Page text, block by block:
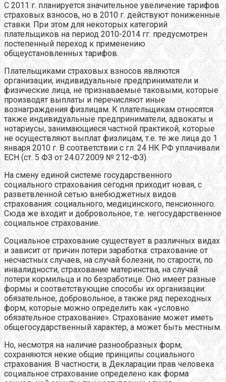
С 2011 г. планируется значительное увеличение тарифов
страховых взносов, но в 2010 г. действуют пониженные
ставки. При этом для некоторых категорий
плательщиков на период 2010-2014 гг. предусмотрен
постепенный переход к применению
общеустановленных тарифов.
Плательщиками страховых взносов являются
организации, индивидуальные предприниматели и
физические лица, не признаваемые таковыми, которые
производят выплаты и перечисляют иные
вознаграждения физлицам. К плательщикам относятся
также индивидуальные предприниматели, адвокаты и
нотариусы, занимающиеся частной практикой, которые
не осуществляют выплат физлицам, т.е. те же лица до 1
января 2010 г. В соответствии с гл. 24 НК РФ уплачивали
ЕСН (ст. 5 ФЗ от 24.07.2009 № 212-ФЗ).
На смену единой системе государственного
социального страхования сегодня приходит новая, с
разветвленной сетью внебюджетных видов
страхования: социального, медицинского, пенсионного.
Сюда же входит и добровольное, т.е. негосударственное
социальное страхование.
Социальное страхование существует в различных видах
и зависит от причин потери заработка: страхование от
несчастных случаев, на случай болезни, по старости, по
инвалидности, страхование материнства, на случай
потери кормильца и по безработице. Оно имеет разные
формы и соответствующие способы их организации:
обязательное, добровольное, а также ряд переходных
форм, которые можно определить как «условно
обязательное страхование». Страхование может иметь
общегосударственный характер, а может быть местным.
Но, несмотря на наличие разнообразных форм,
сохраняются некие общие принципы социального
страхования. В частности, в Декларации прав человека
социальное страхование определено как форма